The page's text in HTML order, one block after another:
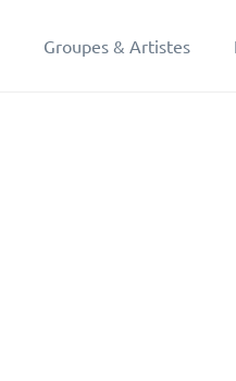
Groupes & Artistes